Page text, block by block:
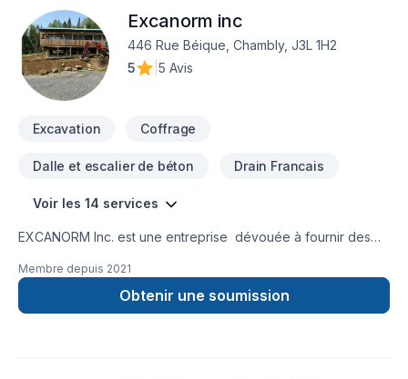
Excanorm inc
446 Rue Béique, Chambly, J3L 1H2
5
5 Avis
Excavation Coffrage
Dalle et escalier de béton Drain Francais
Voir les 14 services
EXCANORM Inc. est une entreprise dévouée à fournir des
pour les propriétaires résidentiels . Avec une équipe
expérimentée et hautement qualifiée, nous nous engageons
à offrir des solutions durables pour tous vos besoins en
Membre depuis 2021
Obtenir une soumission